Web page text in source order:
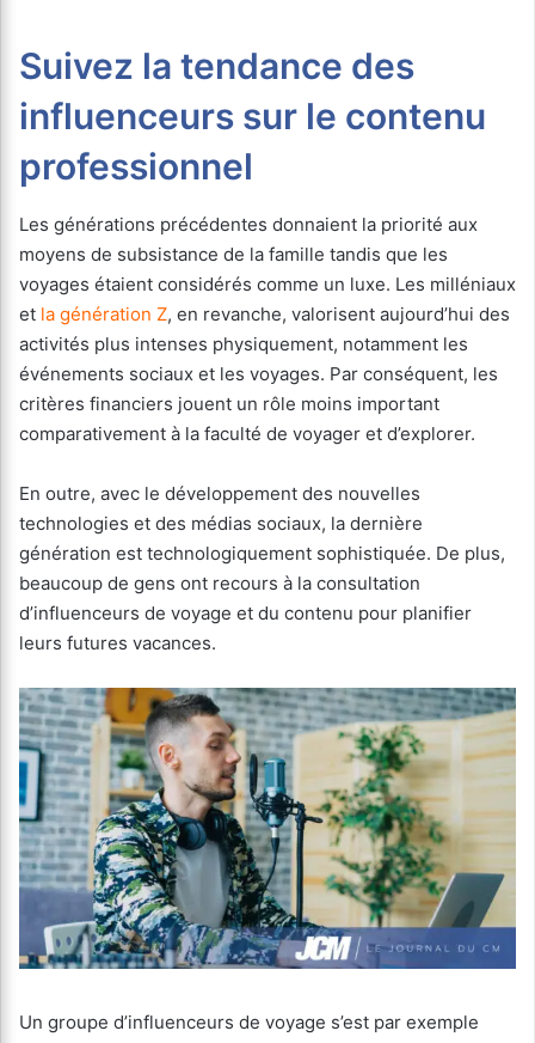
Suivez la tendance des
influenceurs sur le contenu
professionnel
Les générations précédentes donnaient la priorité aux
moyens de subsistance de la famille tandis que les
voyages étaient considérés comme un luxe. Les milléniaux
et la génération Z, en revanche, valorisent aujourd’hui des
activités plus intenses physiquement, notamment les
événements sociaux et les voyages. Par conséquent, les
critères financiers jouent un rôle moins important
comparativement à la faculté de voyager et d’explorer.
En outre, avec le développement des nouvelles
technologies et des médias sociaux, la dernière
génération est technologiquement sophistiquée. De plus,
beaucoup de gens ont recours à la consultation
d’influenceurs de voyage et du contenu pour planifier
leurs futures vacances.
Un groupe d’influenceurs de voyage s’est par exemple